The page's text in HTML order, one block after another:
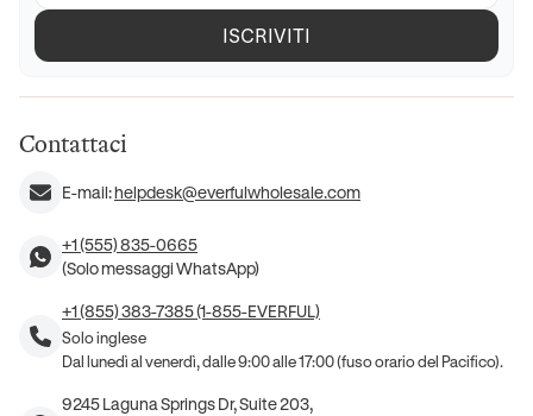
ISCRIVITI
Contattaci
E-mail:helpdesk@everfulwholesale.com
+1 (555) 835-0665
(Solo messaggi WhatsApp)
+1 (855) 383-7385 (1-855-EVERFUL)
Solo inglese
Dal lunedì al venerdì, dalle 9:00 alle 17:00 (fuso orario del Pacifico).
9245 Laguna Springs Dr, Suite 203,